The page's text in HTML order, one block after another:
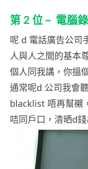
第 2 位 – 電腦
呢 d 電話廣告公司
人與人之間的基本
個人同我講，你搵
通常呢d 公司我會
blacklist 唔再幫襯
咭同戶口，清晒d錢